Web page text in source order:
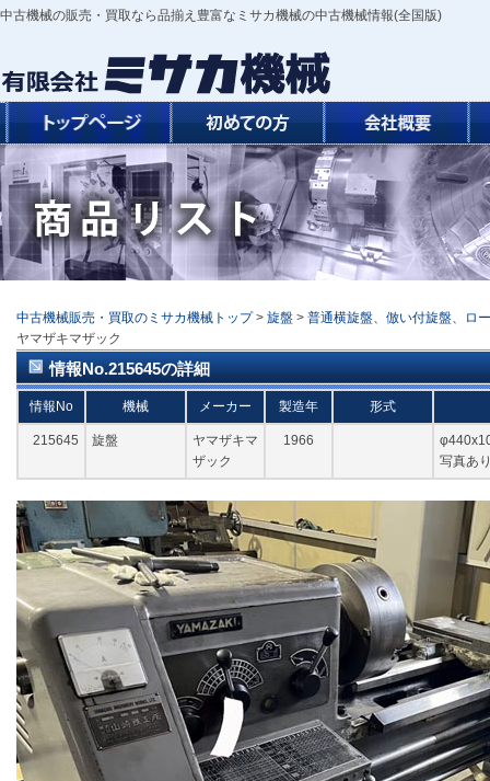
中古機械の販売・買取なら品揃え豊富なミサカ機械の中古機械情報(全国版)
中古機械販売・買取のミサカ機械トップ > 旋盤 > 普通横旋盤、倣い付旋盤、ロ
ヤマザキマザック
情報No.215645の詳細
情報No 機械 メーカー 製造年 形式
215645 旋盤
ヤマザキマ
ザック
1966
写真あ